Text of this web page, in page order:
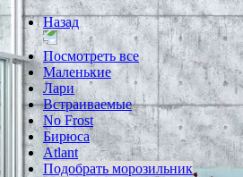
Назад
Посмотреть все
Маленькие
Лари
Встраиваемые
No Frost
Бирюса
Atlant
Подобрать морозильник